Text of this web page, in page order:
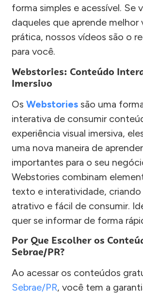
forma simples e acessível. Se
daqueles que aprende melhor
prática, nossos vídeos são o
para você.
Webstories: Conteúdo
Imersivo
Os Webstories são uma
interativa de consumir
experiência visual imersiva,
uma nova maneira de
importantes para o seu
Webstories combinam
texto e interatividade,
atrativo e fácil de consumir.
quer se informar de forma
Por Que Escolher os
Sebrae/PR?
Ao acessar os conteúdos
Sebrae/PR, você tem a